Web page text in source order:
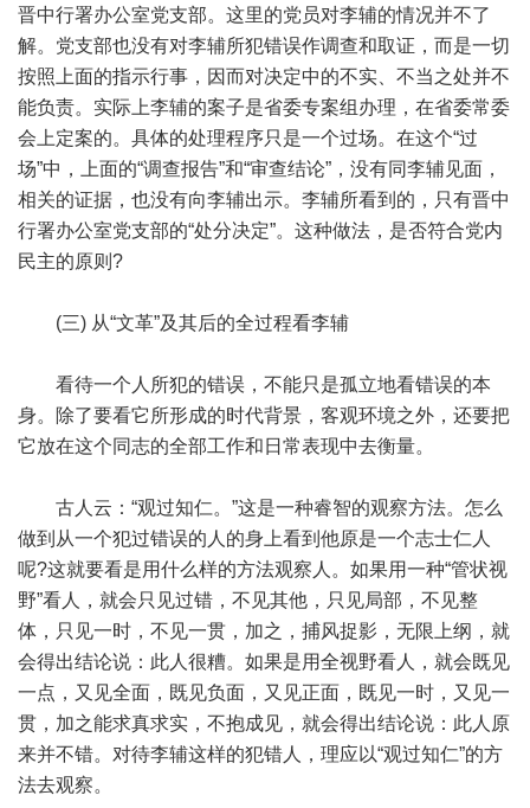
晋中行署办公室党支部。这里的党员对李辅的情况并不了
解。党支部也没有对李辅所犯错误作调查和取证，而是一切
按照上面的指示行事，因而对决定中的不实、不当之处并不
能负责。实际上李辅的案子是省委专案组办理，在省委常委
会上定案的。具体的处理程序只是一个过场。在这个“过
场”中，上面的“调查报告”和“审查结论”，没有同李辅见面，
相关的证据，也没有向李辅出示。李辅所看到的，只有晋中
行署办公室党支部的“处分决定”。这种做法，是否符合党内
民主的原则?
(三) 从“文革”及其后的全过程看李辅
看待一个人所犯的错误，不能只是孤立地看错误的本
身。除了要看它所形成的时代背景，客观环境之外，还要把
它放在这个同志的全部工作和日常表现中去衡量。
古人云：“观过知仁。”这是一种睿智的观察方法。怎么
做到从一个犯过错误的人的身上看到他原是一个志士仁人
呢?这就要看是用什么样的方法观察人。如果用一种“管状视
野”看人，就会只见过错，不见其他，只见局部，不见整
体，只见一时，不见一贯，加之，捕风捉影，无限上纲，就
会得出结论说：此人很糟。如果是用全视野看人，就会既见
一点，又见全面，既见负面，又见正面，既见一时，又见一
贯，加之能求真求实，不抱成见，就会得出结论说：此人原
来并不错。对待李辅这样的犯错人，理应以“观过知仁”的方
法去观察。